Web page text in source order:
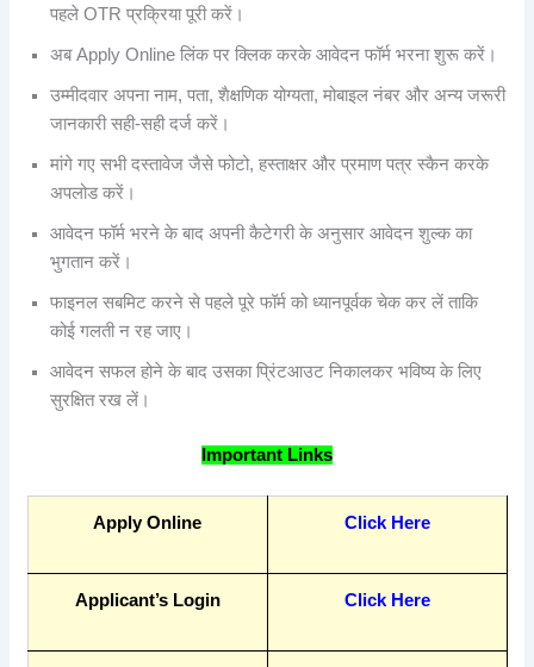
पहले OTR प्रक्रिया पूरी करें।
अब Apply Online लिंक पर क्लिक करके आवेदन फॉर्म भरना शुरू करें।
उम्मीदवार अपना नाम, पता, शैक्षणिक योग्यता, मोबाइल नंबर और अन्य जरूरी
जानकारी सही-सही दर्ज करें।
मांगे गए सभी दस्तावेज जैसे फोटो, हस्ताक्षर और प्रमाण पत्र स्कैन करके
अपलोड करें।
आवेदन फॉर्म भरने के बाद अपनी कैटेगरी के अनुसार आवेदन शुल्क का
भुगतान करें।
फाइनल सबमिट करने से पहले पूरे फॉर्म को ध्यानपूर्वक चेक कर लें ताकि
कोई गलती न रह जाए।
आवेदन सफल होने के बाद उसका प्रिंटआउट निकालकर भविष्य के लिए
सुरक्षित रख लें।
Important Links
Apply Online Click Here
Applicant’s Login Click Here